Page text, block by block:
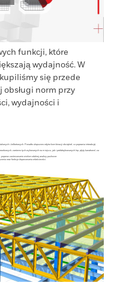
funkcji, które
wydajność. W
się przede
norm przy
wydajności i
i żelbetowych. Ponadto ulepszono edytor kombinacji obciążeń, co poprawia interakcję
zarówno tych wylewanych na miejscu, jak i prefabrykowanych (np. płyty kanałowe), za
zastosowanie wielomodalnej analizy pushover.
oraz funkcje dopasowania właściwości.